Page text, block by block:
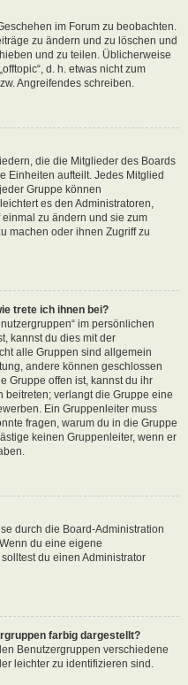
im Forum zu beobachten.
zu ändern und zu löschen und
und zu teilen. Üblicherweise
d. h. etwas nicht zum
Angreifendes schreiben.
die die Mitglieder des Boards
Einheiten aufteilt. Jedes Mitglied
Gruppe können
es den Administratoren,
zu ändern und sie zum
machen oder ihnen Zugriff zu
trete ich ihnen bei?
im persönlichen
kannst du dies mit der
alle Gruppen sind allgemein
andere können geschlossen
Gruppe offen ist, kannst du ihr
verlangt die Gruppe eine
Ein Gruppenleiter muss
fragen, warum du in die Gruppe
keinen Gruppenleiter, wenn er
durch die Board-Administration
du eine eigene
du einen Administrator
farbig dargestellt?
Benutzergruppen verschiedene
leichter zu identifizieren sind.